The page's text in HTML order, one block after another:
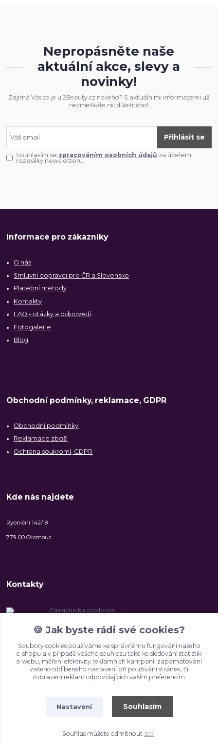
Nepropásněte naše
aktuální akce, slevy a
novinky!
Zajímá Vás co je u 2Beauty.cz nového? S aktuálními informacemi už
nezmeškáte nic důležitého!
Přihlásit se
Souhlasím se zpracováním osobních údajů za účelem
rozesílky newsletteru.
Informace pro zákazníky
O nás
Smluvní dopravci pro ČR a Slovensko
Platební metody
Kontakty
FAQ - otázky a odpovědi
Fotogalerie
Blog
Obchodní podmínky, reklamace, GDPR
Obchodní podmínky
Reklamace zboží
Ochrana soukromí, GDPR
Kde nás najdete
Rybniční 142/18
779 00 Olomouc
Kontakty
Zákaznická podpora
(Po-Pá, 8-16.30 hod.)
info@2beauty.cz
Vytvořeno na
Eshop-rychle.cz
🍪 Jak byste rádi své cookies?
Soubory cookies používáme ke správnému fungování našeho
e-shopu a v případě vašeho souhlasu také ke sledování statistik
o webu, měření efektivity reklamních kampaní, zapamatování
vašeho oblíbeného nastavení při používání stránek, či
zobrazení reklam odpovídajících vašim preferencím.
Nastavení Souhlasím
Souhlas můžete odmítnout zde